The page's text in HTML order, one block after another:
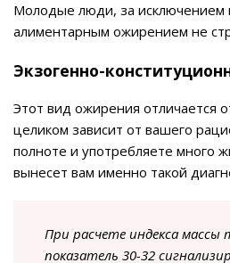
Молодые люди, за исключением
алиментарным ожирением не
Экзогенно-
Этот вид ожирения отличается
целиком зависит от вашего
полноте и употребляете много
вынесет вам именно такой
При расчете индекса массы
показатель 30-32